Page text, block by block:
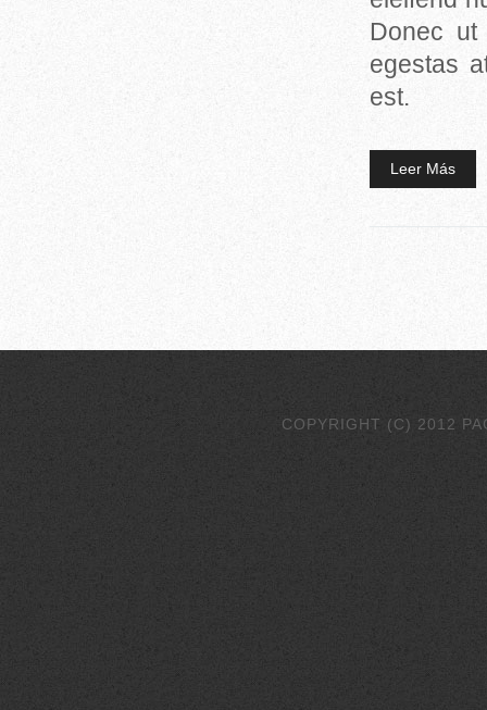
Donec
egestas
est.
Leer Más
COPYRIGHT (C) 2012